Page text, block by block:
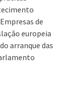
de
europeia
arranque das